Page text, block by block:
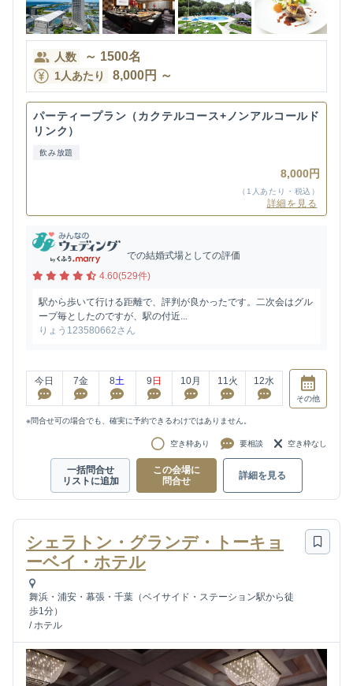
人数 ～ 1500名
1人あたり 8,000円 ～
パーティープラン（カクテルコース+ノンアルコールド
リンク）
飲み放題
8,000円
（1人あたり・税込）
詳細を見る
での結婚式場としての評価
4.60(529件)
駅から歩いて行ける距離で、評判が良かったです。二次会はグル
ープ毎としたのですが、駅の付近...
りょう123580662さん
今日 7金 8土 9 日 10月 11火 12水
その他
※問合せ可の場合でも、確実に予約できるわけではありません。
空き枠あり 要相談 空き枠なし
一括問合せ
リストに追加
この会場に
問合せ
詳細を見る
シェラトン・グランデ・トーキョ
ーベイ・ホテル
舞浜・浦安・幕張・千葉（ベイサイド・ステーション駅から徒
歩1分）
/ ホテル